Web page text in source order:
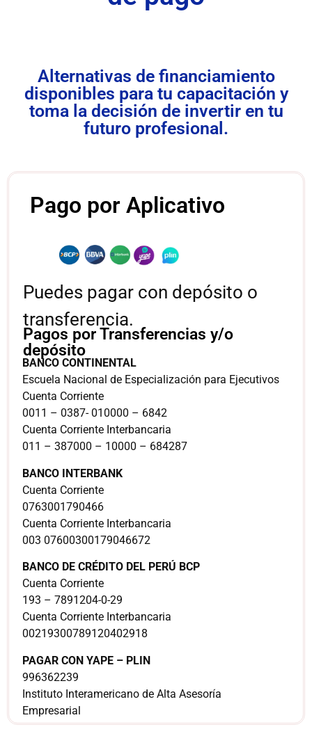
Alternativas de financiamiento
disponibles para tu capacitación y
toma la decisión de invertir en tu
futuro profesional.
Pago por Aplicativo
Puedes pagar con depósito o
transferencia.
BANCO CONTINENTAL
Escuela Nacional de Especialización para Ejecutivos
Cuenta Corriente
0011 – 0387- 010000 – 6842
Cuenta Corriente Interbancaria
011 – 387000 – 10000 – 684287
BANCO INTERBANK
Cuenta Corriente
0763001790466
Cuenta Corriente Interbancaria
003 07600300179046672
BANCO DE CRÉDITO DEL PERÚ BCP
Cuenta Corriente
193 – 7891204-0-29
Cuenta Corriente Interbancaria
00219300789120402918
PAGAR CON YAPE – PLIN
996362239
Instituto Interamericano de Alta Asesoría
Empresarial
Pagos por Transferencias y/o
depósito